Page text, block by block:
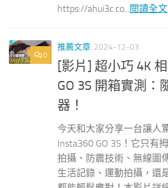
https://ahui3c.co... 閱讀全文
0
推薦文章 2024-12-03
[影片] 超小巧 4K
GO 3S 開箱實測：
器！
今天和大家分享一台讓
Insta360 GO 3S！它只有
拍攝、防震技術、無線圖
生活記錄、運動拍攝，還